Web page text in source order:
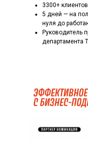
3300+
5 дней — на
нуля до
Руководитель
департамента